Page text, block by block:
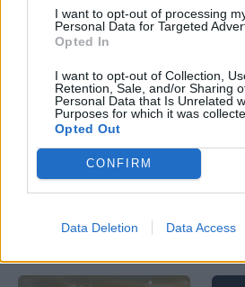
I want to opt-out of processing
Personal Data for Targeted
Opted In
I want to opt-out of Collection,
Retention, Sale, and/or Sharing
Personal Data that Is Unrelated
Purposes for which it was
Opted Out
CONFIRM
Data Deletion Data Access
Πανελλαδικές 2026:
Στην κορυφή των
βαθμολογιών η
Λαρισαία Ιωάννα
Παπακώστα με 19.780
26.06.2026